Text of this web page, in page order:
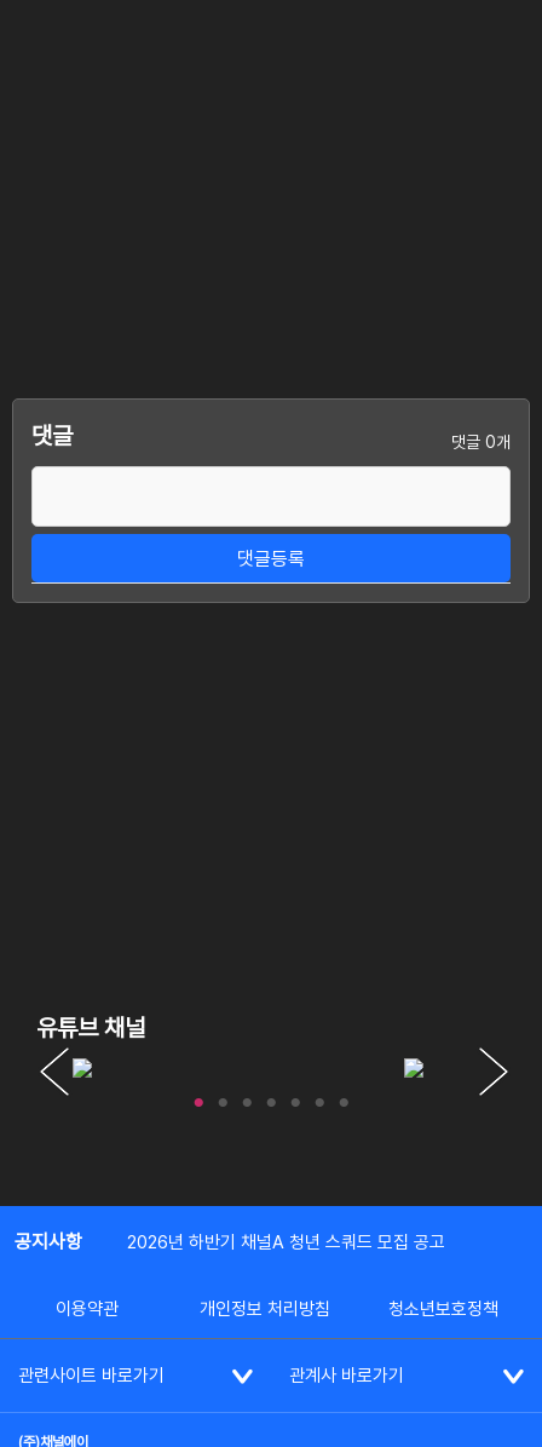
댓글 댓글 0개
댓글등록
유튜브 채널
공지사항 2026년 하반기 채널A 청년 스쿼드 모집 공고
이용약관 개인정보 처리방침 청소년보호정책
관련사이트 바로가기 관계사 바로가기
(주)채널에이